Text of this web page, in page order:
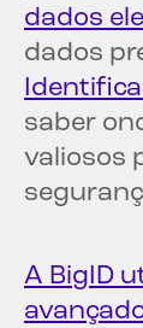
dados
dados
saber
valiosos
A BigID